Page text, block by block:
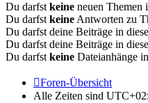
Du darfstkeine neuen Themen
Du darfstkeineAntworten zu
Du darfst deine Beiträge in
Du darfst deine Beiträge in
Du darfstkeine Dateianhänge
Foren-Übersicht
Alle Zeiten sind